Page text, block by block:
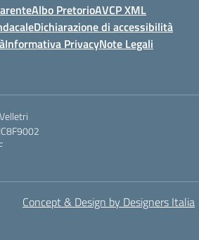
Albo PretorioAVCP XML
Dichiarazione di accessibilità
Informativa PrivacyNote Legali
Concept & Design by Designers Italia